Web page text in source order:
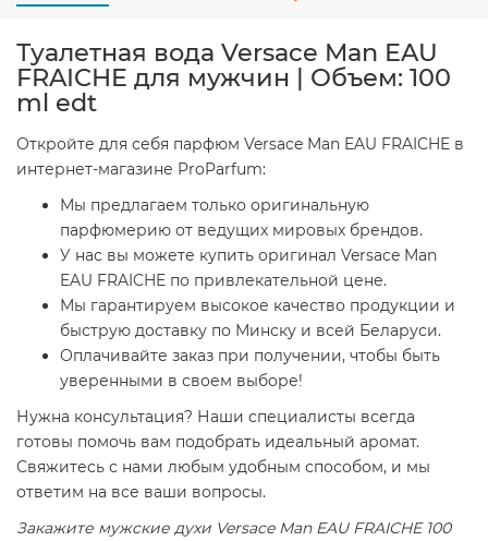
Туалетная вода Versace Man EAU
FRAICHE для мужчин | Объем: 100
ml edt
Откройте для себя парфюм Versace Man EAU FRAICHE в
интернет-магазине ProParfum:
Мы предлагаем только оригинальную
парфюмерию от ведущих мировых брендов.
У нас вы можете купить оригинал Versace Man
EAU FRAICHE по привлекательной цене.
Мы гарантируем высокое качество продукции и
быструю доставку по Минску и всей Беларуси.
Оплачивайте заказ при получении, чтобы быть
уверенными в своем выборе!
Нужна консультация? Наши специалисты всегда
готовы помочь вам подобрать идеальный аромат.
Свяжитесь с нами любым удобным способом, и мы
ответим на все ваши вопросы.
Закажите мужские духи Versace Man EAU FRAICHE 100